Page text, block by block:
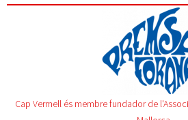
Cap Vermell és membre fundador de